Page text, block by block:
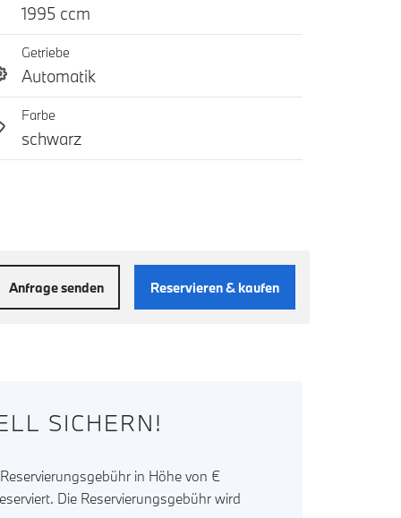
1995 ccm
Getriebe
Automatik
Farbe
schwarz
Anfrage senden Reservieren & kaufen
SICHERN!
in Höhe von €
Die Reservierungsgebühr wird